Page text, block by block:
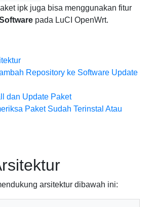
ipk juga bisa menggunakan fitur
pada LuCI OpenWrt.
Repository ke Software Update
dan Update Paket
Paket Sudah Terinstal Atau
arsitektur dibawah ini: